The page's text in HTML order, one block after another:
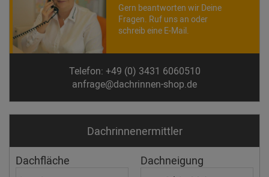
Gern beantworten wir Deine
Fragen. Ruf uns an oder
schreib eine E-Mail.
Telefon: +49 (0) 3431 6060510
anfrage@dachrinnen-shop.de
Dachrinnen­ermittler
Dachfläche Dachneigung